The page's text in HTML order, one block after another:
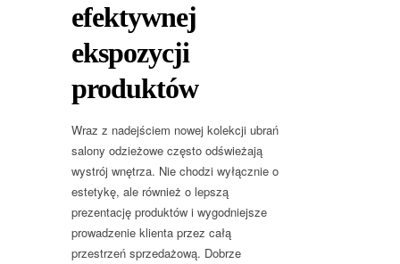
efektywnej
ekspozycji
produktów
Wraz z nadejściem nowej kolekcji ubrań
salony odzieżowe często odświeżają
wystrój wnętrza. Nie chodzi wyłącznie o
estetykę, ale również o lepszą
prezentację produktów i wygodniejsze
prowadzenie klienta przez całą
przestrzeń sprzedażową. Dobrze